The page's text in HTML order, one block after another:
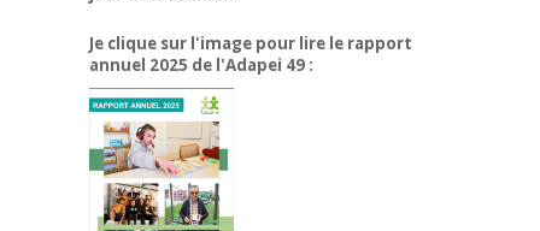
Je clique sur l'image pour lire le rapport
annuel 2025 de l'Adapei 49 :